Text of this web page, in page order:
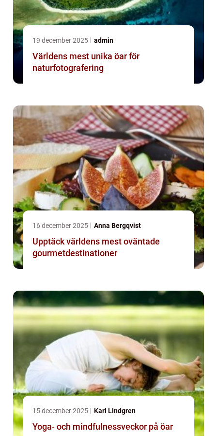
19 december 2025 admin
Världens mest unika öar för
naturfotografering
16 december 2025 Anna Bergqvist
Upptäck världens mest oväntade
gourmetdestinationer
15 december 2025 Karl Lindgren
Yoga- och mindfulnessveckor på öar